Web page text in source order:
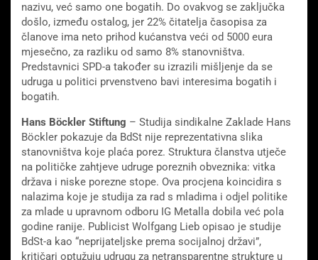
nazivu, već samo one bogatih. Do ovakvog se zaključka
došlo, između ostalog, jer 22% čitatelja časopisa za
članove ima neto prihod kućanstva veći od 5000 eura
mjesečno, za razliku od samo 8% stanovništva.
Predstavnici SPD-a također su izrazili mišljenje da se
udruga u politici prvenstveno bavi interesima bogatih i
bogatih.
Hans Böckler Stiftung – Studija sindikalne Zaklade Hans
Böckler pokazuje da BdSt nije reprezentativna slika
stanovništva koje plaća porez. Struktura članstva utječe
na političke zahtjeve udruge poreznih obveznika: vitka
država i niske porezne stope. Ova procjena koincidira s
nalazima koje je studija za rad s mladima i odjel politike
za mlade u upravnom odboru IG Metalla dobila već pola
godine ranije. Publicist Wolfgang Lieb opisao je studije
BdSt-a kao “neprijateljske prema socijalnoj državi”,
kritičari optužuju udrugu za netransparentne strukture u